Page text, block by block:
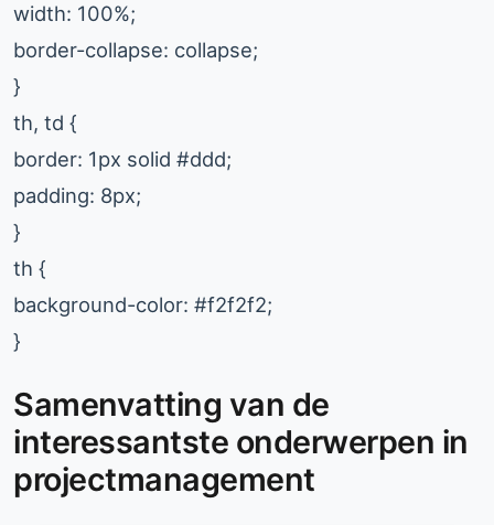
width: 100%;
border-collapse: collapse;
}
th, td {
border: 1px solid #ddd;
padding: 8px;
}
th {
background-color: #f2f2f2;
}
Samenvatting van de
interessantste onderwerpen in
projectmanagement